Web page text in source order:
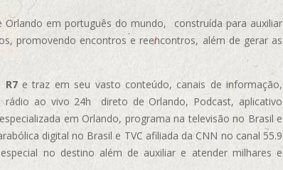
em português do mundo, construída para auxiliar
promovendo encontros e reencontros, além de gerar as
R7e traz em seu vasto conteúdo, canais de informação,
rádio ao vivo 24h direto de Orlando, Podcast, aplicativo
em Orlando, programa na televisão no Brasil e
digital no Brasil e TVC afiliada da CNN no canal 55.9
no destino além de auxiliar e atender milhares e